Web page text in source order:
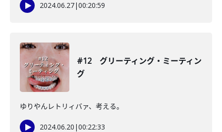
2024.06.27|00:20:59
#12 グリーティング・ミーティン
グ
ゆりやんレトリィバァ、考える。
2024.06.20 |00:22:33